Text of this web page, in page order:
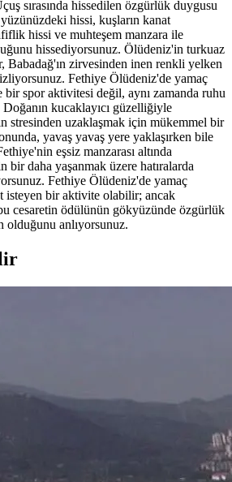
sırasında hissedilen özgürlük duygusu
hissi, kuşların kanat
hissi ve muhteşem manzara ile
hissediyorsunuz. Ölüdeniz'in turkuaz
Babadağ'ın zirvesinden inen renkli yelken
Fethiye Ölüdeniz'de yamaç
bir spor aktivitesi değil, aynı zamanda ruhu
kucaklayıcı güzelliğiyle
stresinden uzaklaşmak için mükemmel bir
yavaş yavaş yere yaklaşırken bile
eşsiz manzarası altında
bir daha yaşanmak üzere hatıralarda
Fethiye Ölüdeniz'de yamaç
isteyen bir aktivite olabilir; ancak
cesaretin ödülünün gökyüzünde özgürlük
olduğunu anlıyorsunuz.